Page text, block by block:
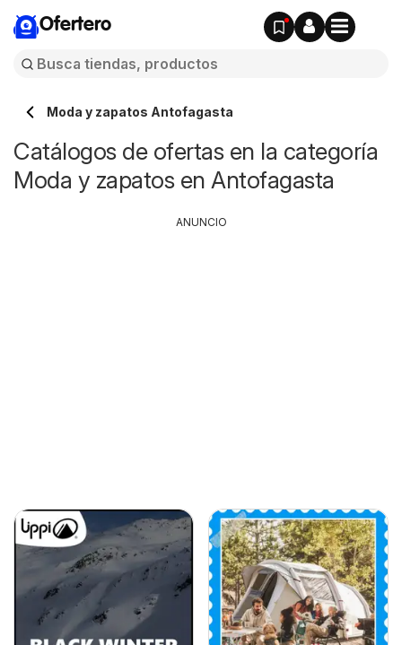
Ofertero
Moda y zapatos Antofagasta
Catálogos de ofertas en la categoría
Moda y zapatos en Antofagasta
ANUNCIO